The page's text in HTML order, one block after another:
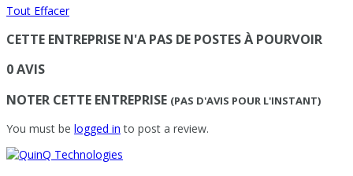
Tout Effacer
CETTE ENTREPRISE N'A PAS DE POSTES À POURVOIR
0 AVIS
NOTER CETTE ENTREPRISE (PAS D'AVIS POUR L'INSTANT)
You must be logged in to post a review.